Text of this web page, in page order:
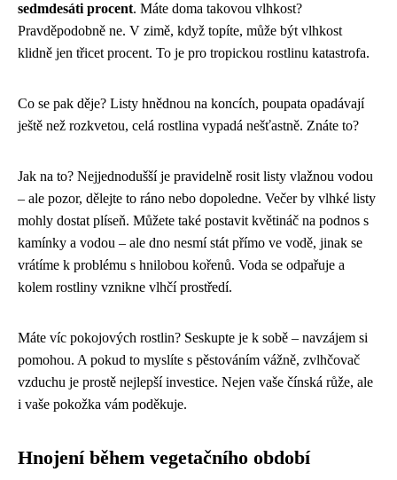
sedmdesáti procent. Máte doma takovou vlhkost?
Pravděpodobně ne. V zimě, když topíte, může být vlhkost
klidně jen třicet procent. To je pro tropickou rostlinu katastrofa.
Co se pak děje? Listy hnědnou na koncích, poupata opadávají
ještě než rozkvetou, celá rostlina vypadá nešťastně. Znáte to?
Jak na to? Nejjednodušší je pravidelně rosit listy vlažnou vodou
– ale pozor, dělejte to ráno nebo dopoledne. Večer by vlhké listy
mohly dostat plíseň. Můžete také postavit květináč na podnos s
kamínky a vodou – ale dno nesmí stát přímo ve vodě, jinak se
vrátíme k problému s hnilobou kořenů. Voda se odpařuje a
kolem rostliny vznikne vlhčí prostředí.
Máte víc pokojových rostlin? Seskupte je k sobě – navzájem si
pomohou. A pokud to myslíte s pěstováním vážně, zvlhčovač
vzduchu je prostě nejlepší investice. Nejen vaše čínská růže, ale
i vaše pokožka vám poděkuje.
Hnojení během vegetačního období